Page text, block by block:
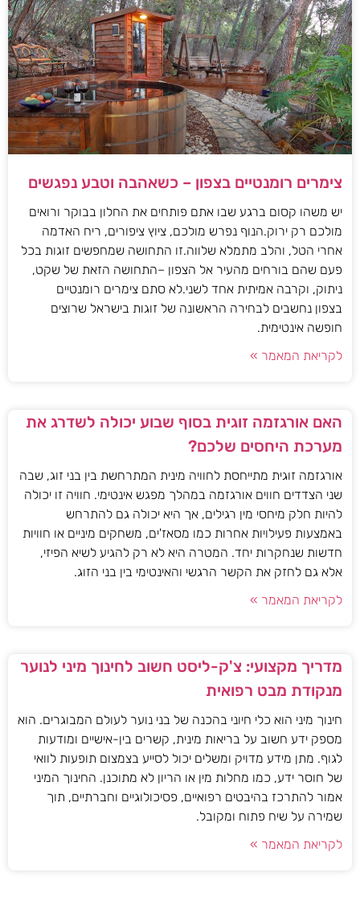
צימרים רומנטיים בצפון – כשאהבה וטבע נפגשים
יש משהו קסום ברגע שבו אתם פותחים את החלון בבוקר ורואים
מולכם רק ירוק.הנוף נפרש מולכם, ציוץ ציפורים, ריח האדמה
אחרי הטל, והלב מתמלא שלווה.זו התחושה שמחפשים זוגות בכל
פעם שהם בורחים מהעיר אל הצפון –התחושה הזאת של שקט,
ניתוק, וקרבה אמיתית אחד לשני.לא סתם צימרים רומנטיים
בצפון נחשבים לבחירה הראשונה של זוגות בישראל שרוצים
חופשה אינטימית.
לקריאת המאמר »
האם אורגזמה זוגית בסוף שבוע יכולה לשדרג את
מערכת היחסים שלכם?
אורגזמה זוגית מתייחסת לחוויה מינית המתרחשת בין בני זוג, שבה
שני הצדדים חווים אורגזמה במהלך מפגש אינטימי. חוויה זו יכולה
להיות חלק מיחסי מין רגילים, אך היא יכולה גם להתרחש
באמצעות פעילויות אחרות כמו מסאז'ים, משחקים מיניים או חוויות
חדשות שנחקרות יחד. המטרה היא לא רק להגיע לשיא הפיזי,
אלא גם לחזק את הקשר הרגשי והאינטימי בין בני הזוג.
לקריאת המאמר »
מדריך מקצועי: צ'ק-ליסט חשוב לחינוך מיני לנוער
מנקודת מבט רפואית
חינוך מיני הוא כלי חיוני בהכנה של בני נוער לעולם המבוגרים. הוא
מספק ידע חשוב על בריאות מינית, קשרים בין-אישיים ומודעות
לגוף. מתן מידע מדויק ומשלים יכול לסייע בצמצום תופעות לוואי
של חוסר ידע, כמו מחלות מין או הריון לא מתוכנן. החינוך המיני
אמור להתרכז בהיבטים רפואיים, פסיכולוגיים וחברתיים, תוך
שמירה על שיח פתוח ומקובל.
לקריאת המאמר »